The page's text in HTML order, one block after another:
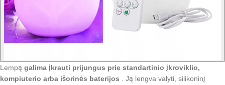
Lempą galima įkrauti prijungus prie standartinio įkroviklio,
kompiuterio arba išorinės baterijos . Ją lengva valyti, silikoninį